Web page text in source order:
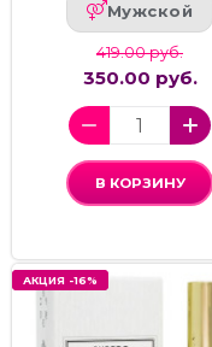
Мужской
419.00 руб.
350.00 руб.
В КОРЗИНУ
АКЦИЯ -16%
АКЦИЯ -16%